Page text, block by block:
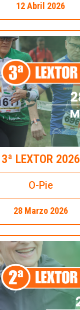
12 Abril 2026
3ª LEXTOR 2026
O-Pie
28 Marzo 2026